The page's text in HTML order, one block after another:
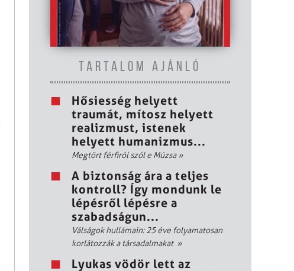
TARTALOM AJÁNLÓ
Hősiesség helyett
traumát, mítosz helyett
realizmust, istenek
helyett humanizmus...
Megtört férfiról szól e Múzsa»
A biztonság ára a teljes
kontroll? Így mondunk le
lépésről lépésre a
szabadságun...
Válságok hullámain: 25 éve folyamatosan
korlátozzák a társadalmakat »
Lyukas vödör lett az